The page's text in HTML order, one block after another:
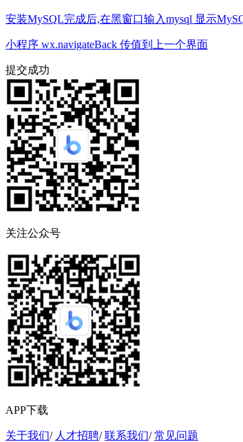
安装MySQL完成后,在黑窗口输入mysql 显示
小程序 wx.navigateBack 传值到上一个界面
提交成功
关注公众号
APP下载
关于我们/ 人才招聘/ 联系我们/ 常见问题